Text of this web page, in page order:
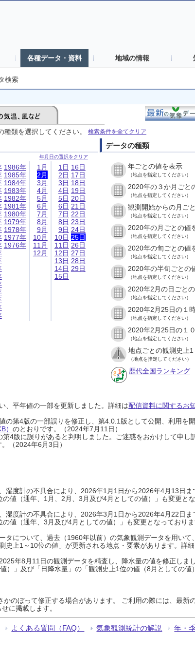
各種データ・資料 地域の情報
検索
類を選択してください。 検索条件を全てクリア
年月日の選択をクリア
1986年
1985年
1984年
1983年
1982年
1981年
1980年
1979年
1978年
1977年
1976年
1月
2月
3月
4月
5月
6月
7月
8月
9月
10月
11月
12月
1日
2日
3日
4日
5日
6日
7日
8日
9日
10日
11日
12日
13日
14日
15日
16日
17日
18日
19日
20日
21日
22日
23日
24日
25日
26日
27日
28日
29日
データの種類
年ごとの値を表示
（地点を指定してください）
2020年の３か月ごと
（地点を指定してください）
観測開始からの月ご
（地点を指定してください）
2020年の月ごとの値
（地点を指定してください）
2020年の旬ごとの値
（地点を指定してください）
2020年の半旬ごとの
（地点を指定してください）
2020年2月の日ごと
（地点を指定してください）
2020年2月25日の１
（地点を指定してください）
2020年2月25日の１
（地点を指定してください）
地点ごとの観測史上
（地点を指定してください）
歴代全国ランキング
、平年値の一部を更新しました。詳細は配信資料に関するお
の第4版の一部誤りを修正し、第4.0.1版として公開、利用を
） のとおりです。（2024年7月11日）
4版に誤りがあると判明しました。ご迷惑をおかけして申し
（2024年6月3日）
湿度計の不具合により、2026年1月1日から2026年4月13日
値（通年、1月、2月、3月及び4月としての値）」も変更と
湿度計の不具合により、2026年3月1日から2026年4月22日
値（通年、3月及び4月としての値）」も変更となっており
タについて、過去（1960年以前）の気象観測データを用い
史上1～10位の値」が更新される地点・要素があります。詳細
年8月11日の観測データを精査し、降水量の値を修正しま
）」及び「日降水量」の「観測史上1位の値（8月としての
のぼって修正する場合があります。 ご利用の際には、最新
に掲載します。
よくある質問（FAQ） 気象観測統計の解説 年・